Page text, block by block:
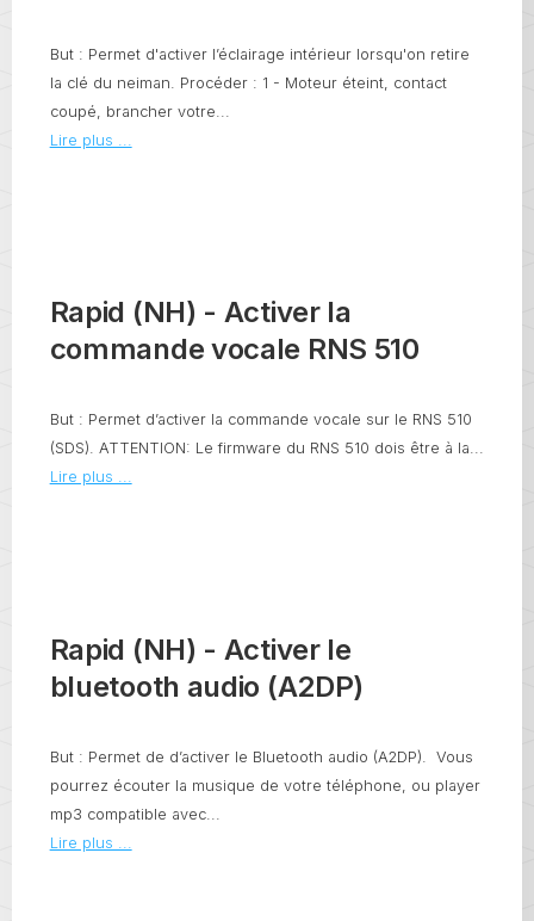
But : Permet d'activer l’éclairage intérieur lorsqu'on retire
la clé du neiman. Procéder : 1 - Moteur éteint, contact
coupé, brancher votre...
Lire plus ...
Rapid (NH) - Activer la
commande vocale RNS 510
But : Permet d’activer la commande vocale sur le RNS 510
(SDS). ATTENTION: Le firmware du RNS 510 dois être à la...
Lire plus ...
Rapid (NH) - Activer le
bluetooth audio (A2DP)
But : Permet de d’activer le Bluetooth audio (A2DP). Vous
pourrez écouter la musique de votre téléphone, ou player
mp3 compatible avec...
Lire plus ...